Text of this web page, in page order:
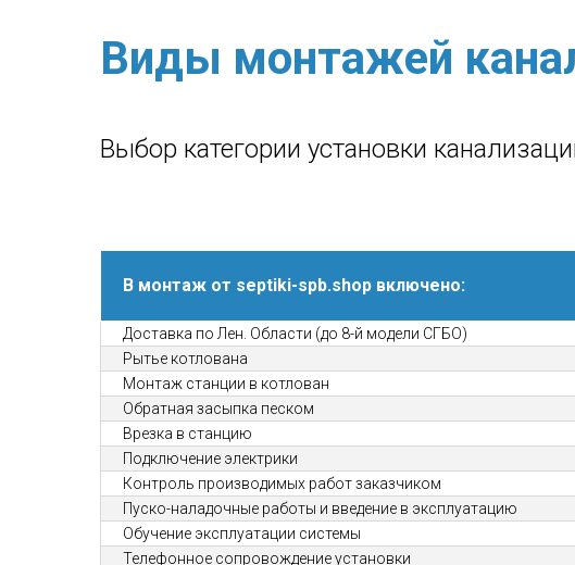
Виды монтажей
Выбор категории установки
В монтаж от septiki-spb.shop включено:
Доставка по Лен. Области (до 8-й модели СГБО)
Рытье котлована
Монтаж станции в котлован
Обратная засыпка песком
Врезка в станцию
Подключение электрики
Контроль производимых работ заказчиком
Пуско-наладочные работы и введение в эксплуатацию
Обучение эксплуатации системы
Телефонное сопровождение установки